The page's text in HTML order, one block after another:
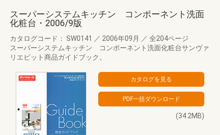
スーパーシステムキッチン コンポーネント洗面
化粧台・2006/9版
カタログコード： SW0141 ／ 2006年09月 ／ 全204ページ
スーパーシステムキッチン コンポーネント洗面化粧台サンヴァ
リエピット商品ガイドブック。
(34.2MB)